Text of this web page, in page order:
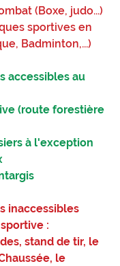
(Boxe, judo...)
sportives en
Badminton,...)
accessibles au
(route forestière
à l'exception
inaccessibles
:
stand de tir, le
le